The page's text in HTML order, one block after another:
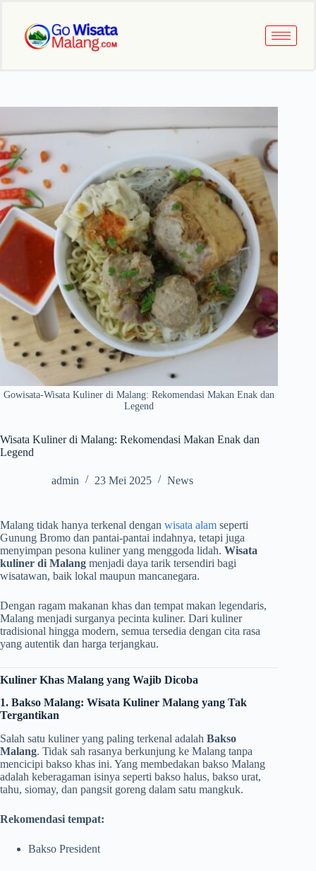
Gowisata-Wisata Kuliner di Malang: Rekomendasi Makan Enak dan
Legend
Wisata Kuliner di Malang: Rekomendasi Makan Enak dan
Legend
admin 23 Mei 2025 News
Malang tidak hanya terkenal dengan wisata alam seperti
Gunung Bromo dan pantai-pantai indahnya, tetapi juga
menyimpan pesona kuliner yang menggoda lidah. Wisata
kuliner di Malang menjadi daya tarik tersendiri bagi
wisatawan, baik lokal maupun mancanegara.
Dengan ragam makanan khas dan tempat makan legendaris,
Malang menjadi surganya pecinta kuliner. Dari kuliner
tradisional hingga modern, semua tersedia dengan cita rasa
yang autentik dan harga terjangkau.
Kuliner Khas Malang yang Wajib Dicoba
1. Bakso Malang: Wisata Kuliner Malang yang Tak
Tergantikan
Salah satu kuliner yang paling terkenal adalah Bakso
Malang. Tidak sah rasanya berkunjung ke Malang tanpa
mencicipi bakso khas ini. Yang membedakan bakso Malang
adalah keberagaman isinya seperti bakso halus, bakso urat,
tahu, siomay, dan pangsit goreng dalam satu mangkuk.
Rekomendasi tempat:
Bakso President